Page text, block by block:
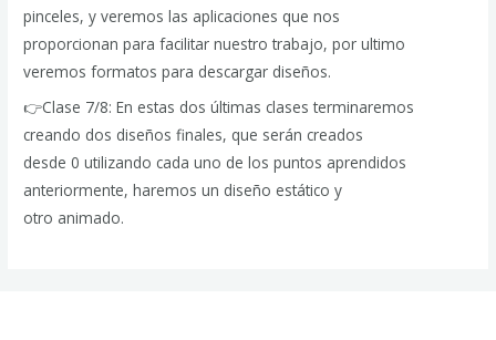
pinceles, y veremos las aplicaciones que nos
proporcionan para facilitar nuestro trabajo, por ultimo
veremos formatos para descargar diseños.
👉Clase 7/8: En estas dos últimas clases terminaremos
creando dos diseños finales, que serán creados
desde 0 utilizando cada uno de los puntos aprendidos
anteriormente, haremos un diseño estático y
otro animado.